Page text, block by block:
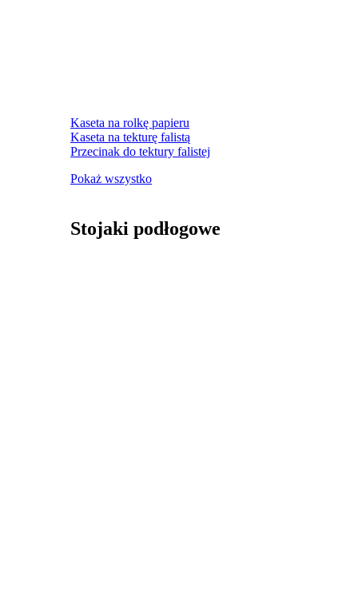
Kaseta na rolkę papieru
Kaseta na tekturę falistą
Przecinak do tektury falistej
Pokaż wszystko
Stojaki podłogowe